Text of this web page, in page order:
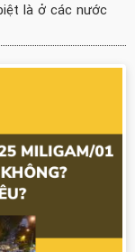
là ở các nước